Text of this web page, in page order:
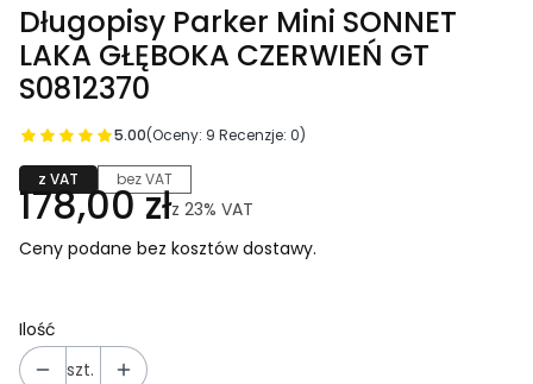
Długopisy Parker Mini SONNET
LAKA GŁĘBOKA CZERWIEŃ GT
S0812370
5.00(Oceny: 9 Recenzje: 0)
z VAT bez VAT
178,00 złz 23% VAT
Ceny podane bez kosztów dostawy.
Ilość
szt.